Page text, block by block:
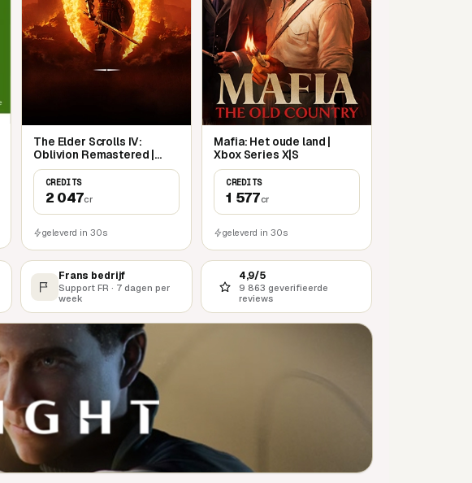
The Elder Scrolls IV:
Oblivion Remastered |
Xbox Series X|S
CREDITS
2 047cr
geleverd in 30s
Mafia: Het oude land |
Xbox Series X|S
CREDITS
1 577cr
geleverd in 30s
Frans bedrijf
Support FR · 7 dagen per
week
4,9/5
9 863 geverifieerde
reviews